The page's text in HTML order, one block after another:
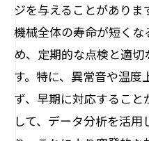
ジを与えることがありま
機械全体の寿命が短く
め、定期的な点検と適
す。特に、異常音や温度
ず、早期に対応すること
して、データ分析を活